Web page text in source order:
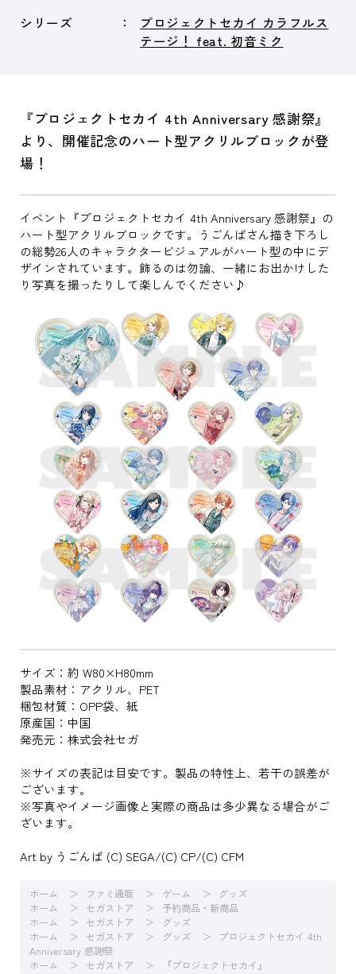
シリーズ
プロジェクトセカイ カラフルス
テージ！ feat. 初音ミク
『プロジェクトセカイ 4th Anniversary 感謝祭』
より、開催記念のハート型アクリルブロックが登
場！
イベント『プロジェクトセカイ 4th Anniversary 感謝祭』の
ハート型アクリルブロックです。うごんばさん描き下ろし
の総勢26人のキャラクタービジュアルがハート型の中にデ
ザインされています。飾るのは勿論、一緒にお出かけした
り写真を撮ったりして楽しんでください♪
サイズ：約 W80×H80mm
製品素材：アクリル、PET
梱包材質：OPP袋、紙
原産国：中国
発売元：株式会社セガ
※サイズの表記は目安です。製品の特性上、若干の誤差が
ございます。
※写真やイメージ画像と実際の商品は多少異なる場合がご
ざいます。
Art by うごんば (C) SEGA/(C) CP/(C) CFM
ホーム ファミ通販 ゲーム
グッズ
ホーム
セガストア
予約商品・新商品
ホーム
セガストア
グッズ
ホーム
セガストア グッズ
プロジェクトセカイ 4th
Anniversary 感謝祭
ホーム
セガストア 『プロジェクトセカイ』